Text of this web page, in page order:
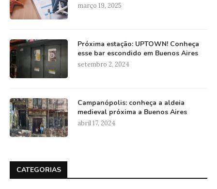
março 19, 2025
Próxima estação: UPTOWN! Conheça
esse bar escondido em Buenos Aires
setembro 2, 2024
Campanópolis: conheça a aldeia
medieval próxima a Buenos Aires
abril 17, 2024
CATEGORIAS